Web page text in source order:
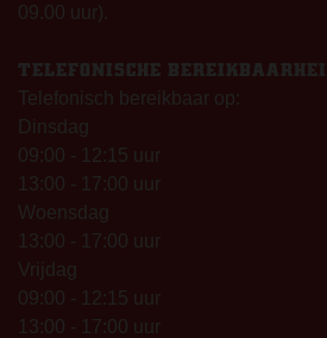
09.00 uur).
TELEFONISCHE
Telefonisch bereikbaar op:
Dinsdag
09:00 - 12:15 uur
13:00 - 17:00 uur
Woensdag
13:00 - 17:00 uur
Vrijdag
09:00 - 12:15 uur
13:00 - 17:00 uur